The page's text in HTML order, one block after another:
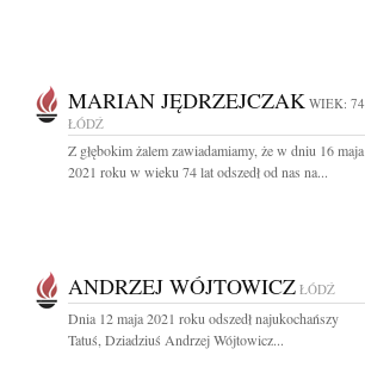
MARIAN JĘDRZEJCZAK WIEK: 74
ŁÓDŹ
Z głębokim żalem zawiadamiamy, że w dniu 16 maja
2021 roku w wieku 74 lat odszedł od nas na...
ANDRZEJ WÓJTOWICZ ŁÓDŹ
Dnia 12 maja 2021 roku odszedł najukochańszy
Tatuś, Dziadziuś Andrzej Wójtowicz...